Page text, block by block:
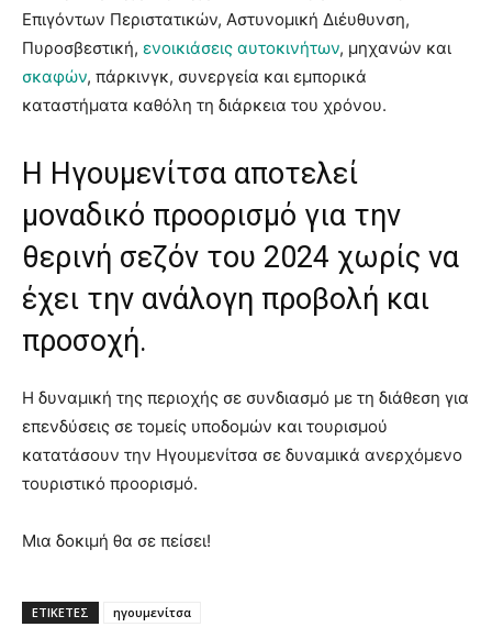
Επιγόντων Περιστατικών, Αστυνομική Διέυθυνση,
Πυροσβεστική, ενοικιάσεις αυτοκινήτων, μηχανών και
σκαφών, πάρκινγκ, συνεργεία και εμπορικά
καταστήματα καθόλη τη διάρκεια του χρόνου.
Η Ηγουμενίτσα αποτελεί
μοναδικό προορισμό για την
θερινή σεζόν του 2024 χωρίς να
έχει την ανάλογη προβολή και
προσοχή.
Η δυναμική της περιοχής σε συνδιασμό με τη διάθεση για
επενδύσεις σε τομείς υποδομών και τουρισμού
κατατάσουν την Ηγουμενίτσα σε δυναμικά ανερχόμενο
τουριστικό προορισμό.
Μια δοκιμή θα σε πείσει!
ΕΤΙΚΈΤΕΣ ηγουμενίτσα